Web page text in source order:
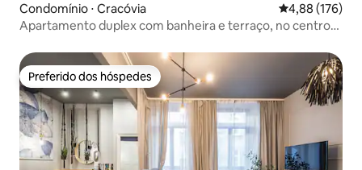
Condomínio ⋅ Cracóvia 4,88 de uma
4,88 (176)
Apartamento duplex com banheira e terraço, no centro
Preferido dos hóspedes
Preferido dos hóspedes